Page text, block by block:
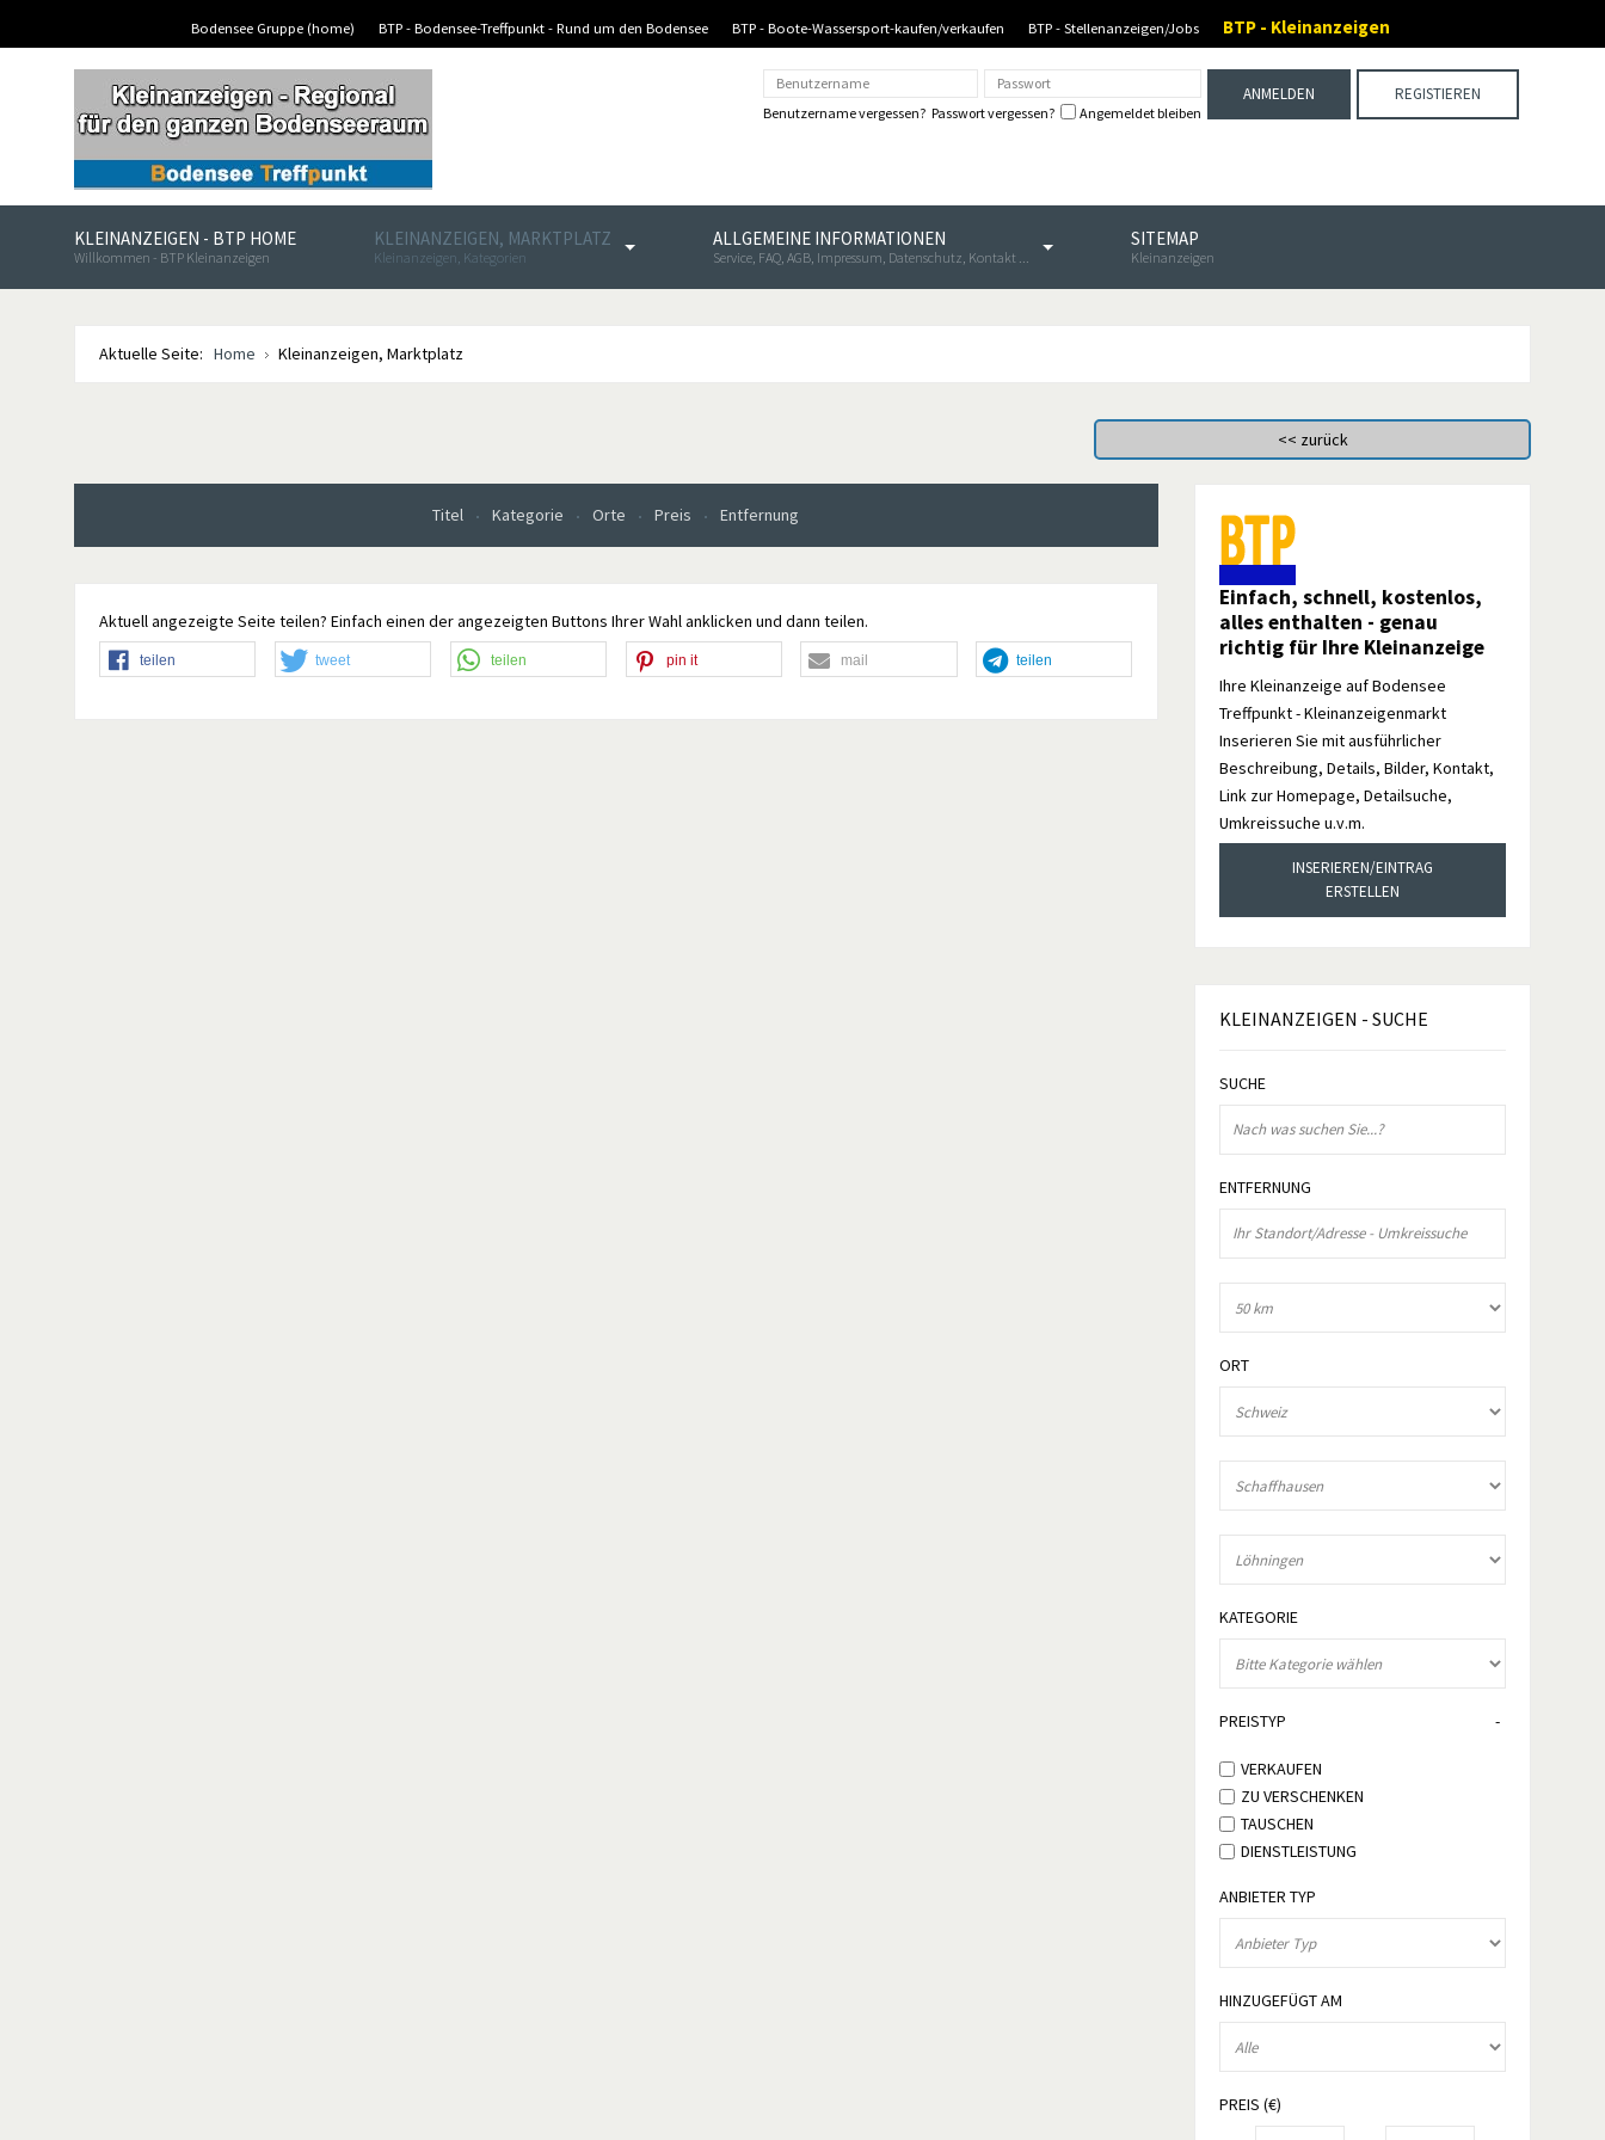
Bodensee Gruppe (home) BTP - Bodensee-Treffpunkt - Rund um den Bodensee BTP - Boote-Wassersport-kaufen/verkaufen BTP - Stellenanzeigen/Jobs BTP - Kleinanzeigen
REGISTIEREN
Benutzername vergessen? Passwort vergessen? Angemeldet bleiben
ANMELDEN
KLEINANZEIGEN - BTP HOME
Willkommen - BTP Kleinanzeigen
KLEINANZEIGEN, MARKTPLATZ
Kleinanzeigen, Kategorien
ALLGEMEINE INFORMATIONEN
Service, FAQ, AGB, Impressum, Datenschutz, Kontakt ...
SITEMAP
Kleinanzeigen
Aktuelle Seite: Home Kleinanzeigen, Marktplatz
Titel Kategorie Orte Preis Entfernung
Aktuell angezeigte Seite teilen? Einfach einen der angezeigten Buttons Ihrer Wahl anklicken und dann teilen.
teilen tweet teilen pin it mail teilen
Einfach, schnell, kostenlos,
alles enthalten - genau
richtig für Ihre Kleinanzeige
Ihre Kleinanzeige auf Bodensee
Treffpunkt - Kleinanzeigenmarkt
Inserieren Sie mit ausführlicher
Beschreibung, Details, Bilder, Kontakt,
Link zur Homepage, Detailsuche,
Umkreissuche u.v.m.
INSERIEREN/EINTRAG
ERSTELLEN
KLEINANZEIGEN - SUCHE
SUCHE
ENTFERNUNG
ORT
KATEGORIE
PREISTYP
VERKAUFEN
ZU VERSCHENKEN
TAUSCHEN
DIENSTLEISTUNG
ANBIETER TYP
HINZUGEFÜGT AM
PREIS (€)